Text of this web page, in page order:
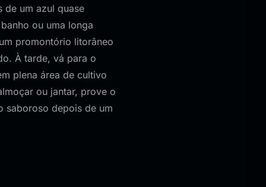
de um azul quase
ou uma longa
promontório litorâneo
À tarde, vá para o
plena área de cultivo
ou jantar, prove o
saboroso depois de um